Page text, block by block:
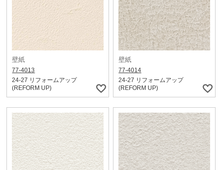
壁紙
77-4013
24-27 リフォームアップ
(REFORM UP)
壁紙
77-4014
24-27 リフォームアップ
(REFORM UP)